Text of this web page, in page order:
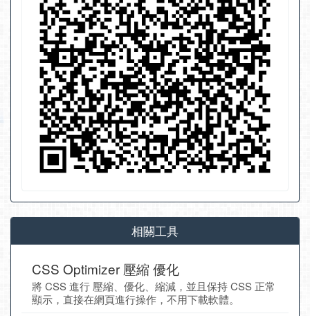
相關工具
CSS Optimizer 壓縮 優化
將 CSS 進行 壓縮、優化、縮減，並且保持 CSS 正常
顯示，直接在網頁進行操作，不用下載軟體。